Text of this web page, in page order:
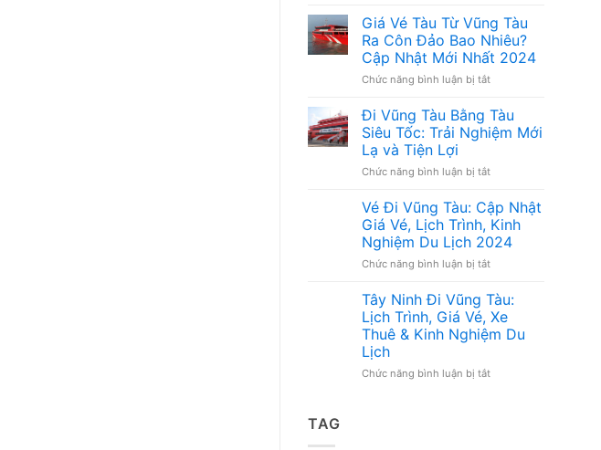
Đây
Ra
Vũng
Tàu
Mấy
Cẩm
Nang
Di
Chi
Nhất
Giá Vé Tàu Từ Vũng Tàu
Ra Côn Đảo Bao Nhiêu?
Cập Nhật Mới Nhất 2024
Chức năng bình luận bị tắtở
Vé
Tàu
Từ
Tàu
Côn
Đảo
Bao
Nhiêu?
Cập
Mới
Nhất
2024
Đi Vũng Tàu Bằng Tàu
Siêu Tốc: Trải Nghiệm Mới
Lạ và Tiện Lợi
Chức năng bình luận bị tắtở
Vũng
Tàu
Bằng
Tàu
Siêu
Trải
Nghiệm
Mới
Lạ
Tiện
Vé Đi Vũng Tàu: Cập Nhật
Giá Vé, Lịch Trình, Kinh
Nghiệm Du Lịch 2024
Chức năng bình luận bị tắtở
Đi
Vũng
Tàu:
Cập
Giá
Tây Ninh Đi Vũng Tàu:
Lịch Trình, Giá Vé, Xe
Thuê & Kinh Nghiệm Du
Lịch
Chức năng bình luận bị tắtở
TAG